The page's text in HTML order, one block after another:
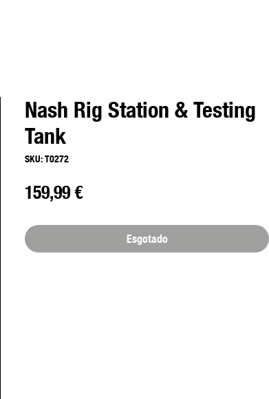
Nash Rig Station & Testing
Tank
SKU: T0272
159,99 €Preço
Esgotado